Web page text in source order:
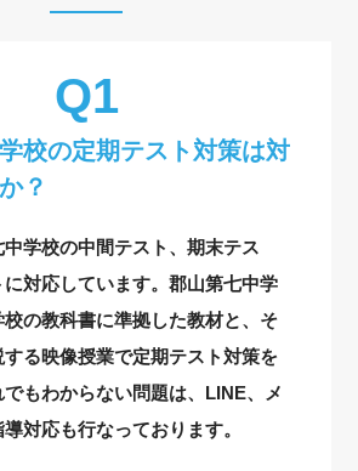
校の定期テスト対策は対
？
学校の中間テスト、期末テス
に対応しています。郡山第七中学
の教科書に準拠した教材と、そ
る映像授業で定期テスト対策を
もわからない問題は、LINE、メ
対応も行なっております。